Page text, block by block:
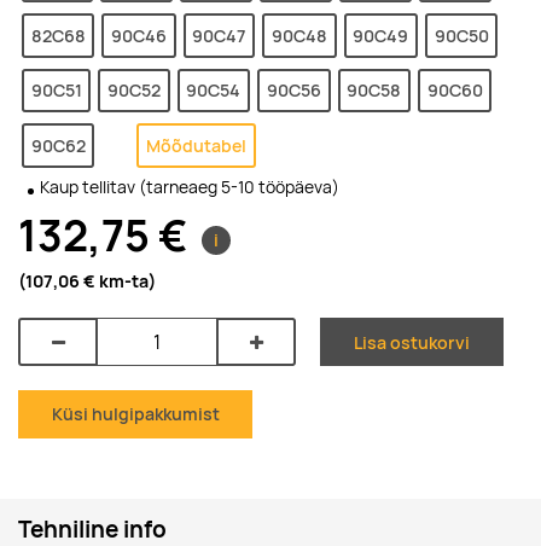
82C68 90C46 90C47 90C48 90C49 90C50
90C51 90C52 90C54 90C56 90C58 90C60
90C62 Mõõdutabel
Kaup tellitav (tarneaeg 5-10 tööpäeva)
132,75 €
i
(107,06 € km-ta)
Lisa ostukorvi
Küsi hulgipakkumist
Tehniline info